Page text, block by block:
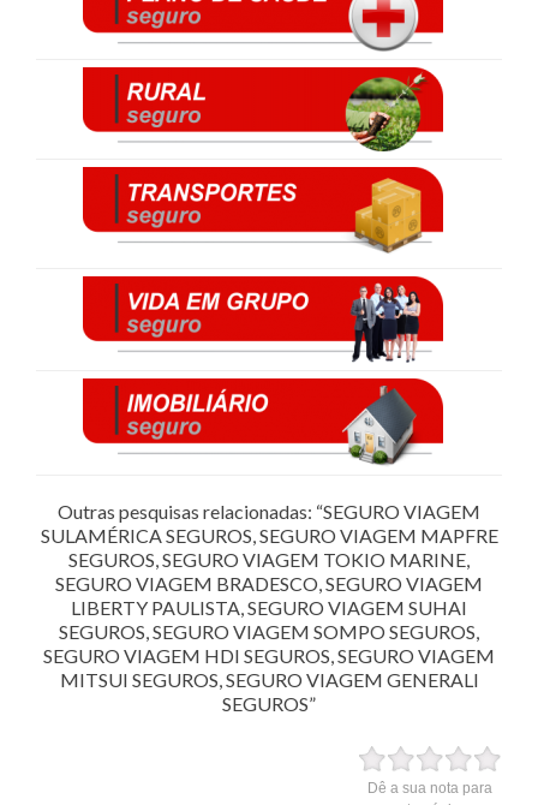
Outras pesquisas relacionadas: “SEGURO VIAGEM
SULAMÉRICA SEGUROS, SEGURO VIAGEM MAPFRE
SEGUROS, SEGURO VIAGEM TOKIO MARINE,
SEGURO VIAGEM BRADESCO, SEGURO VIAGEM
LIBERTY PAULISTA, SEGURO VIAGEM SUHAI
SEGUROS, SEGURO VIAGEM SOMPO SEGUROS,
SEGURO VIAGEM HDI SEGUROS, SEGURO VIAGEM
MITSUI SEGUROS, SEGURO VIAGEM GENERALI
SEGUROS”
Dê a sua nota para